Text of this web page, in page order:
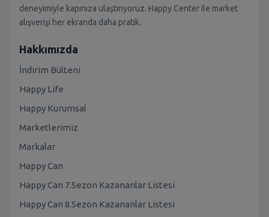
deneyimiyle kapınıza ulaştırıyoruz. Happy Center ile market
alışverişi her ekranda daha pratik.
Hakkımızda
İndirim Bülteni
Happy Life
Happy Kurumsal
Marketlerimiz
Markalar
Happy Can
Happy Can 7.Sezon Kazananlar Listesi
Happy Can 8.Sezon Kazananlar Listesi